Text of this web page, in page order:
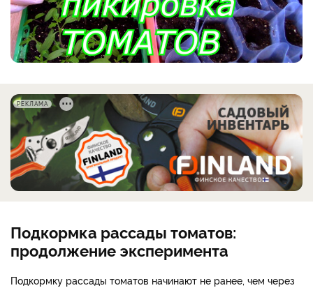
РЕКЛАМА
Подкормка рассады томатов:
продолжение эксперимента
Подкормку рассады томатов начинают не ранее, чем через